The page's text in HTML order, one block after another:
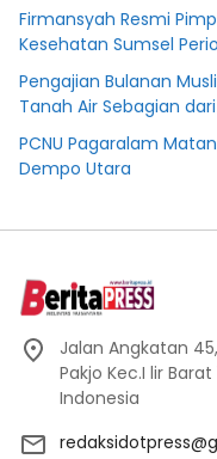
Firmansyah Resmi
Kesehatan Sumsel
Pengajian Bulanan
Tanah Air Sebagian
PCNU Pagaralam
Dempo Utara
Jalan Angkatan 45,
Pakjo Kec.I lir
Indonesia